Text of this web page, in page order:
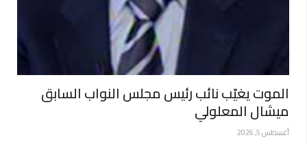
الموت يغيّب نائب رئيس مجلس النواب السابق
ميشال المعلولي
أغسطس 5, 2026